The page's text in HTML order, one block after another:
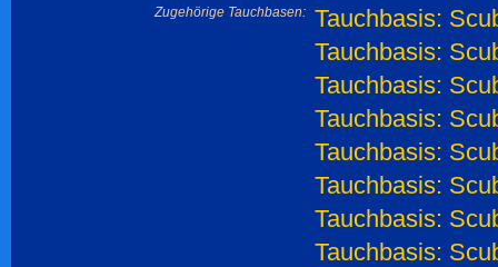
Zugehörige Tauchbasen: Tauchbasis:
Tauchbasis:
Tauchbasis:
Tauchbasis:
Tauchbasis:
Tauchbasis:
Tauchbasis:
Tauchbasis: